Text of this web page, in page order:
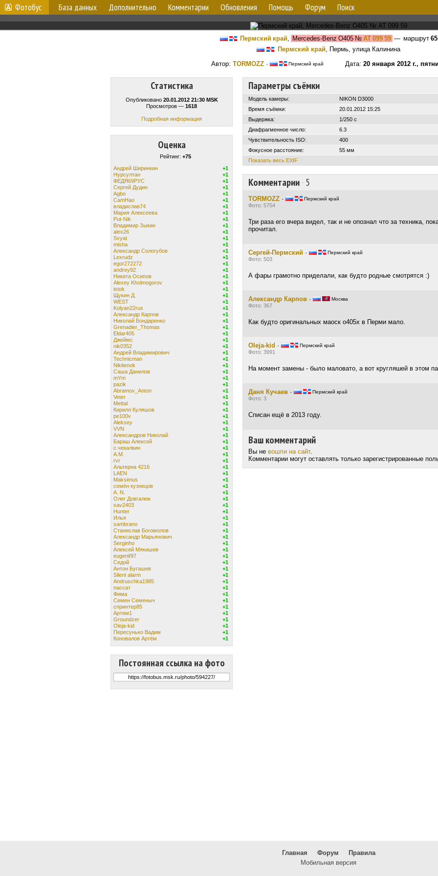
Фотобус База данных Дополнительно Комментарии Обновления Помощь Форум Поиск
Пермский край, Mercedes-Benz O405№ АТ 099 59 — маршрут 65
Пермский край, Пермь, улица Калинина
Автор: TORMOZZ· Пермский край Дата: 20 января 2012 г.,
Статистика
Опубликовано 20.01.2012 21:30 MSK
Просмотров — 1618
Подробная информация
Оценка
Рейтинг: +75
Андрей Ширинкин
+1
Нурсултан
+1
ФЕДЯ69РУС
+1
Сергей Дудин
+1
Agbo
+1
CamHao
+1
владислав74
+1
Мария Алексеева
+1
Put-Nik
+1
Владимир Зыкин
+1
alex26
+1
Svyat
+1
misha
+1
Александр Сологубов
+1
Lexrudz
+1
egor272272
+1
andrey92
+1
Никита Осипов
+1
Alexey Kholmogorov
+1
istok
+1
Щукин Д.
+1
WEST
+1
Kolyan22rus
+1
Александр Карпов
+1
Николай Бондаренко
+1
Grenadier_Thomas
+1
Eldar405
+1
Джеймс
+1
nik0352
+1
Андрей Владимирович
+1
Technicman
+1
Nikitenok
+1
Саша Данилов
+1
mYm
+1
pazik
+1
Abramov_Anton
+1
Veter
+1
Mettal
+1
Кирилл Куляшов
+1
pe100v
+1
Aleksey
+1
VVN
+1
Александров Николай
+1
Бараш Алексей
+1
с.чекалкин
+1
А.М.
+1
rvr
+1
Альтерна 4216
+1
LAEN
+1
Maksimus
+1
семён кузнецов
+1
A. N.
+1
Олег Довгалюк
+1
sav2403
+1
Hunter
+1
Илья
+1
sambrano
+1
Станислав Богомолов
+1
Александр Марьянович
+1
Serginho
+1
Алексей Мякишев
+1
eugeniI97
+1
Cедой
+1
Антон Бугашев
+1
Silent alarm
+1
Andruschka1985
+1
пассат
+1
Фима
+1
Семен Семеныч
+1
спринтер85
+1
Артем1
+1
Groundzer
+1
Oleja-kid
+1
Пересунько Вадим
+1
Коновалов Артём
+1
Постоянная ссылка на фото
Параметры съёмки
Модель камеры:
NIKON D3000
Время съёмки:
20.01.2012 15:25
Выдержка:
1/250 с
Диафрагменное число:
6.3
Чувствительность ISO:
400
Фокусное расстояние:
55 мм
Показать весь EXIF
Комментарии· 5
TORMOZZ · Пермский край
Фото: 5754
Три раза его вчера видел, так и не опознал что за техника,
прочитал.
Сергей-Пермский · Пермский край
Фото: 503
А фары грамотно приделали, как будто родные смотрятся :)
Александр Карпов · Москва
Фото: 367
Как будто оригинальных маоск о405х в Перми мало.
Oleja-kid · Пермский край
Фото: 3991
На момент замены - было маловато, а вот кругляшей в этом
Даня Кучаев · Пермский край
Фото: 3
Списан ещё в 2013 году.
Ваш комментарий
Вы не вошли на сайт.
Комментарии могут оставлять только зарегистрированные
Главная Форум
Правила
Мобильная версия